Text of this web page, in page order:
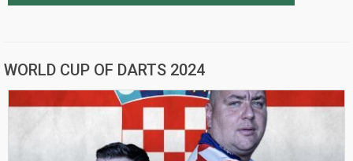
WORLD CUP OF DARTS 2024